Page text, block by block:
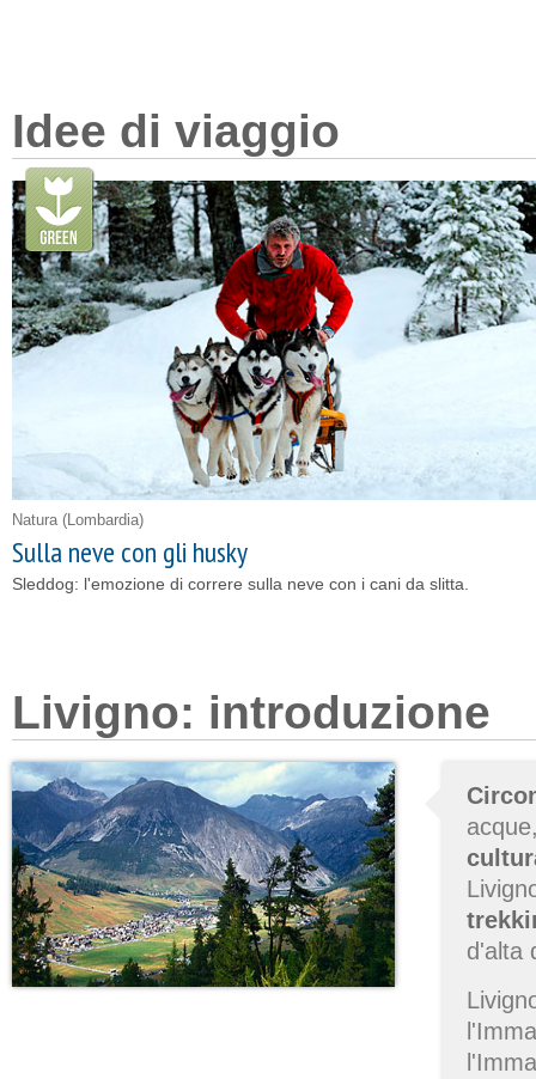
Idee di viaggio
Natura (Lombardia)
Sulla neve con gli husky
Sleddog: l'emozione di correre sulla neve con i cani da slitta.
Livigno: introduzione
d'alta